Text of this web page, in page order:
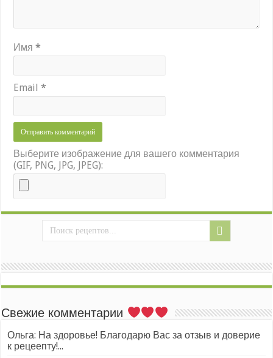
Имя*
Email*
Выберите изображение для вашего комментария
(GIF, PNG, JPG, JPEG):
Свежие комментарии
Ольга: На здоровье! Благодарю Вас за отзыв и доверие
к рецеепту!...